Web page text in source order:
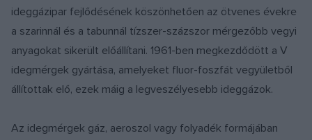
ideggázipar fejlődésének köszönhetően az ötvenes évekre
a szarinnál és a tabunnál tízszer-százszor mérgezőbb vegyi
anyagokat sikerült előállítani. 1961-ben megkezdődött a V
idegmérgek gyártása, amelyeket fluor-foszfát vegyületből
állítottak elő, ezek máig a legveszélyesebb ideggázok.
Az idegmérgek gáz, aeroszol vagy folyadék formájában